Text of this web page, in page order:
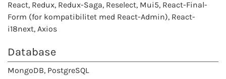
React, Redux, Redux-Saga, Reselect, Mui5, React-Final-
Form (for kompatibilitet med React-Admin), React-
i18next, Axios
Database
MongoDB, PostgreSQL